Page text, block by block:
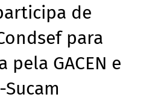
de
para
GACEN e
Sucam